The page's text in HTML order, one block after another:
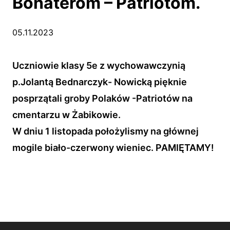
05.11.2023
Uczniowie klasy 5e z wychowawczynią
p.Jolantą Bednarczyk- Nowicką pięknie
posprzątali groby Polaków -Patriotów na
cmentarzu w Żabikowie.
W dniu 1 listopada położylismy na głównej
mogile biało-czerwony wieniec. PAMIĘTAMY!